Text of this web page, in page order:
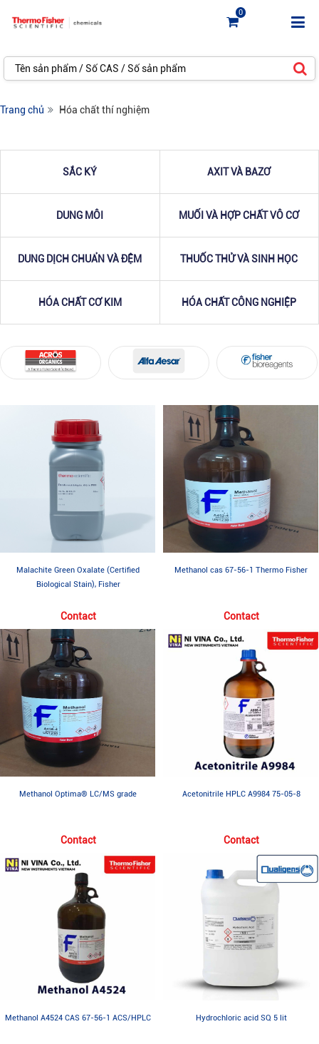
0
Trang chủ Hóa chất thí nghiệm
SẮC KÝ AXIT VÀ BAZƠ
DUNG MÔI MUỐI VÀ HỢP CHẤT VÔ CƠ
DUNG DỊCH CHUẨN VÀ ĐỆM THUỐC THỬ VÀ SINH HỌC
HÓA CHẤT CƠ KIM HÓA CHẤT CÔNG NGHIỆP
Malachite Green Oxalate (Certified
Biological Stain), Fisher
Contact
Methanol cas 67-56-1 Thermo Fisher
Contact
Methanol Optima® LC/MS grade
Contact
Acetonitrile HPLC A9984 75-05-8
Contact
Methanol A4524 CAS 67-56-1 ACS/HPLC Hydrochloric acid SQ 5 lit